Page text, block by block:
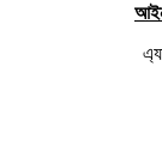
আইন